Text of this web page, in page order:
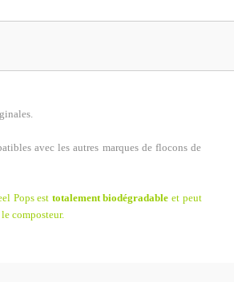
avec les autres marques de flocons de
Pops est totalement biodégradableet peut
composteur.